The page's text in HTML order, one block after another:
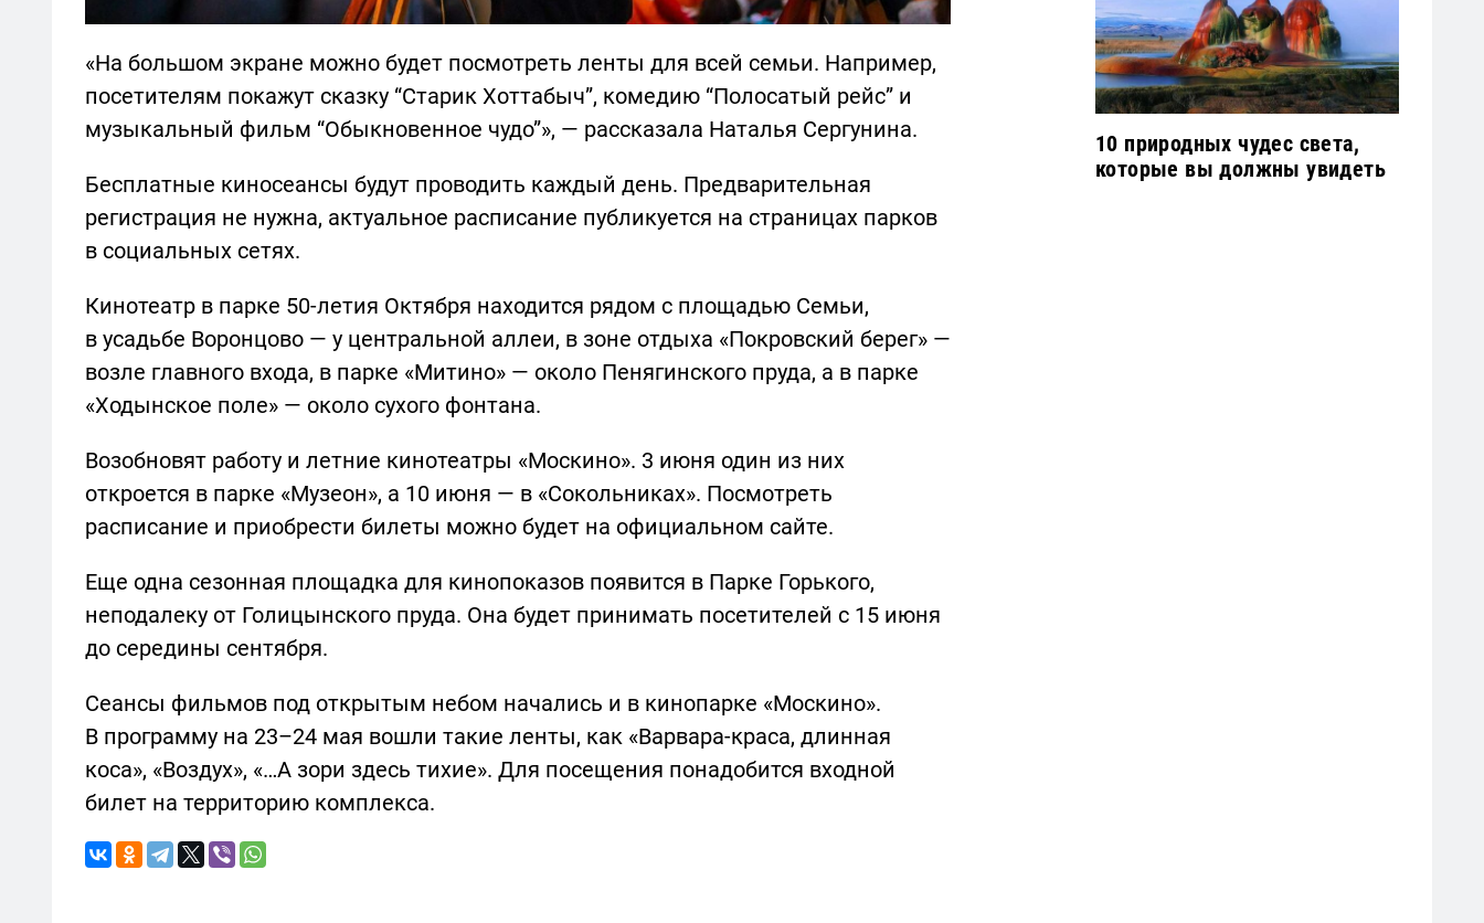
«На большом экране можно будет посмотреть ленты для всей семьи. Например,
посетителям покажут сказку “Старик Хоттабыч”, комедию “Полосатый рейс” и
музыкальный фильм “Обыкновенное чудо”», — рассказала Наталья Сергунина.
Бесплатные киносеансы будут проводить каждый день. Предварительная
регистрация не нужна, актуальное расписание публикуется на страницах парков
в социальных сетях.
Кинотеатр в парке 50-летия Октября находится рядом с площадью Семьи,
в усадьбе Воронцово — у центральной аллеи, в зоне отдыха «Покровский берег» —
возле главного входа, в парке «Митино» — около Пенягинского пруда, а в парке
«Ходынское поле» — около сухого фонтана.
Возобновят работу и летние кинотеатры «Москино». 3 июня один из них
откроется в парке «Музеон», а 10 июня — в «Сокольниках». Посмотреть
расписание и приобрести билеты можно будет на официальном сайте.
Еще одна сезонная площадка для кинопоказов появится в Парке Горького,
неподалеку от Голицынского пруда. Она будет принимать посетителей с 15 июня
до середины сентября.
Сеансы фильмов под открытым небом начались и в кинопарке «Москино».
В программу на 23–24 мая вошли такие ленты, как «Варвара-краса, длинная
коса», «Воздух», «…А зори здесь тихие». Для посещения понадобится входной
билет на территорию комплекса.
10 природных чудес света,
которые вы должны увидеть